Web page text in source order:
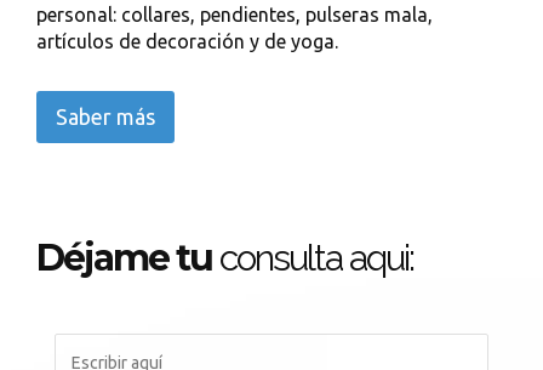
personal: collares, pendientes, pulseras mala,
artículos de decoración y de yoga.
Saber más
Déjame tu consulta aqui: